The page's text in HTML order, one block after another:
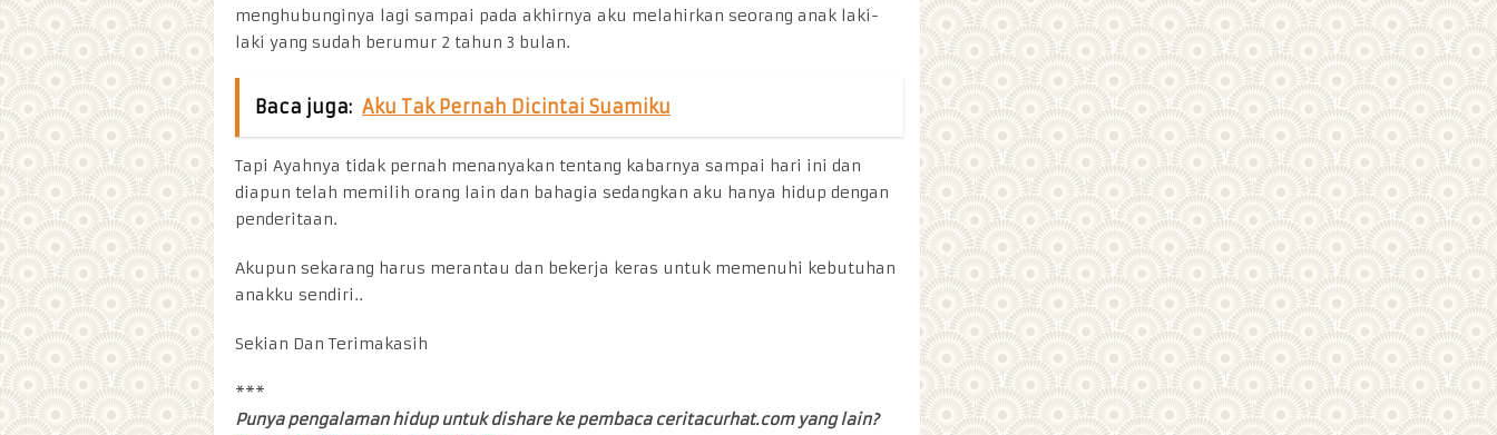
menghubunginya lagi sampai pada akhirnya aku melahirkan seorang anak laki-
laki yang sudah berumur 2 tahun 3 bulan.
Baca juga: Aku Tak Pernah Dicintai Suamiku
Tapi Ayahnya tidak pernah menanyakan tentang kabarnya sampai hari ini dan
diapun telah memilih orang lain dan bahagia sedangkan aku hanya hidup dengan
penderitaan.
Akupun sekarang harus merantau dan bekerja keras untuk memenuhi kebutuhan
anakku sendiri..
Sekian Dan Terimakasih
***
Punya pengalaman hidup untuk dishare ke pembaca ceritacurhat.com yang lain?